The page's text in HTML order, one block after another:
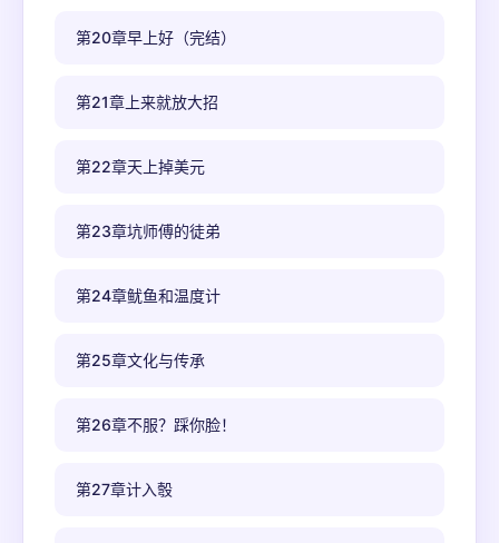
第20章早上好（完结）
第21章上来就放大招
第22章天上掉美元
第23章坑师傅的徒弟
第24章鱿鱼和温度计
第25章文化与传承
第26章不服？踩你脸！
第27章计入彀